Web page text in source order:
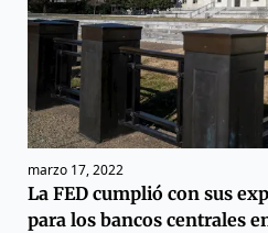
marzo 17, 2022
La FED cumplió con sus
para los bancos centrales